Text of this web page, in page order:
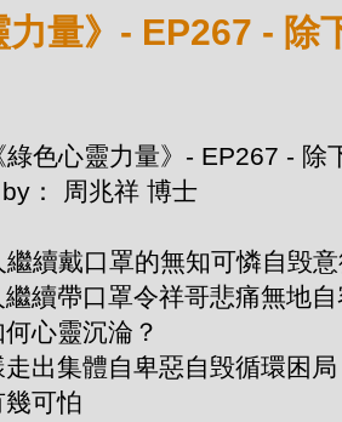
力量》- EP267 -
色心靈力量》- EP267 - 除
： 周兆祥 博士
續戴口罩的無知可憐自毁
續帶口罩令祥哥悲痛無地
心靈沉淪？
出集體自卑惡自毁循環困
可怕